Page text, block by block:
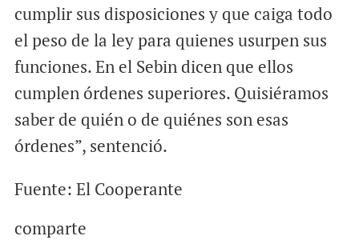
cumplir sus disposiciones y que caiga todo
el peso de la ley para quienes usurpen sus
funciones. En el Sebin dicen que ellos
cumplen órdenes superiores. Quisiéramos
saber de quién o de quiénes son esas
órdenes”, sentenció.
Fuente: El Cooperante
comparte